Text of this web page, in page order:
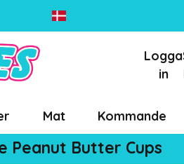
Logga
in
Mat Kommande
Peanut Butter Cups